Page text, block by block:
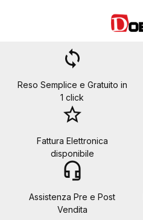
loop
Reso Semplice e Gratuito in
1 click
star_border
Fattura Elettronica
disponibile
headset_mic
Assistenza Pre e Post
Vendita